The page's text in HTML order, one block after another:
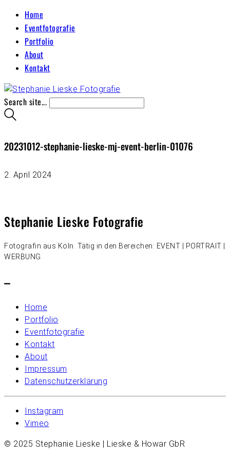
Home
Eventfotografie
Portfolio
About
Kontakt
Search site...
20231012-stephanie-lieske-mj-event-berlin-01076
2. April 2024
Stephanie Lieske Fotografie
Fotografin aus Köln. Tätig in den Bereichen: EVENT | PORTRAIT |
WERBUNG
–
Home
Portfolio
Eventfotografie
Kontakt
About
Impressum
Datenschutzerklärung
Instagram
Vimeo
© 2025 Stephanie Lieske | Lieske & Howar GbR